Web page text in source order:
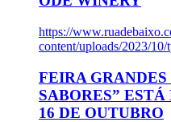
https://
content/uploads/2023/
FEIRA
SABORES”
16 DE OUTUBRO